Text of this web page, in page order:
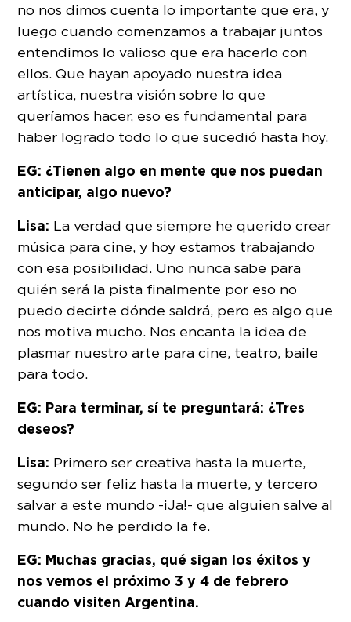
no nos dimos cuenta lo importante que era, y
luego cuando comenzamos a trabajar juntos
entendimos lo valioso que era hacerlo con
ellos. Que hayan apoyado nuestra idea
artística, nuestra visión sobre lo que
queríamos hacer, eso es fundamental para
haber logrado todo lo que sucedió hasta hoy.
EG: ¿Tienen algo en mente que nos puedan
anticipar, algo nuevo?
Lisa: La verdad que siempre he querido crear
música para cine, y hoy estamos trabajando
con esa posibilidad. Uno nunca sabe para
quién será la pista finalmente por eso no
puedo decirte dónde saldrá, pero es algo que
nos motiva mucho. Nos encanta la idea de
plasmar nuestro arte para cine, teatro, baile
para todo.
EG: Para terminar, sí te preguntará: ¿Tres
deseos?
Lisa: Primero ser creativa hasta la muerte,
segundo ser feliz hasta la muerte, y tercero
salvar a este mundo -¡Ja!- que alguien salve al
mundo. No he perdido la fe.
EG: Muchas gracias, qué sigan los éxitos y
nos vemos el próximo 3 y 4 de febrero
cuando visiten Argentina.